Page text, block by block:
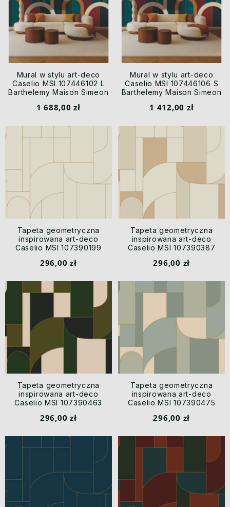
Mural w stylu art-deco
Caselio MSI 107446102 L
Barthelemy Maison Simeon
1 688,00 zł
Mural w stylu art-deco
Caselio MSI 107446106 S
Barthelemy Maison Simeon
1 412,00 zł
Tapeta geometryczna
inspirowana art-deco
Caselio MSI 107390199
296,00 zł
Tapeta geometryczna
inspirowana art-deco
Caselio MSI 107390387
296,00 zł
Tapeta geometryczna
inspirowana art-deco
Caselio MSI 107390463
296,00 zł
Tapeta geometryczna
inspirowana art-deco
Caselio MSI 107390475
296,00 zł